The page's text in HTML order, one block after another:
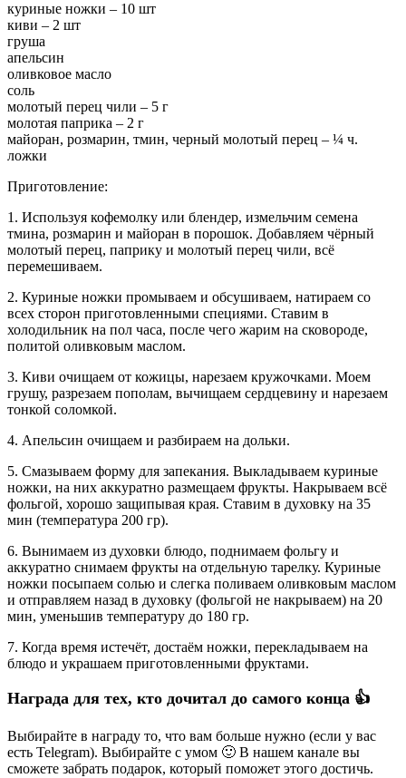
куриные ножки – 10 шт
киви – 2 шт
груша
апельсин
оливковое масло
соль
молотый перец чили – 5 г
молотая паприка – 2 г
майоран, розмарин, тмин, черный молотый перец – ¼ ч.
ложки
Приготовление:
1. Используя кофемолку или блендер, измельчим семена
тмина, розмарин и майоран в порошок. Добавляем чёрный
молотый перец, паприку и молотый перец чили, всё
перемешиваем.
2. Куриные ножки промываем и обсушиваем, натираем со
всех сторон приготовленными специями. Ставим в
холодильник на пол часа, после чего жарим на сковороде,
политой оливковым маслом.
3. Киви очищаем от кожицы, нарезаем кружочками. Моем
грушу, разрезаем пополам, вычищаем сердцевину и нарезаем
тонкой соломкой.
4. Апельсин очищаем и разбираем на дольки.
5. Смазываем форму для запекания. Выкладываем куриные
ножки, на них аккуратно размещаем фрукты. Накрываем всё
фольгой, хорошо защипывая края. Ставим в духовку на 35
мин (температура 200 гр).
6. Вынимаем из духовки блюдо, поднимаем фольгу и
аккуратно снимаем фрукты на отдельную тарелку. Куриные
ножки посыпаем солью и слегка поливаем оливковым маслом
и отправляем назад в духовку (фольгой не накрываем) на 20
мин, уменьшив температуру до 180 гр.
7. Когда время истечёт, достаём ножки, перекладываем на
блюдо и украшаем приготовленными фруктами.
Награда для тех, кто дочитал до самого конца 👍
Выбирайте в награду то, что вам больше нужно (если у вас
есть Telegram). Выбирайте с умом 🙂 В нашем канале вы
сможете забрать подарок, который поможет этого достичь.